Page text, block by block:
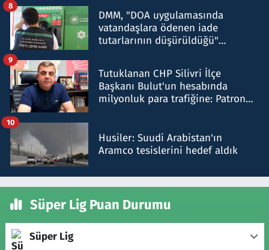
DMM, "DOA uygulamasında
vatandaşlara ödenen iade
tutarlarının düşürüldüğü"
8
Tutuklanan CHP Silivri İlçe
Başkanı Bulut'un hesabında
milyonluk para trafiğine: Patron
9
Husiler: Suudi Arabistan'ın
Aramco tesislerini hedef aldık
10
Süper Lig Puan Durumu
Süper Lig